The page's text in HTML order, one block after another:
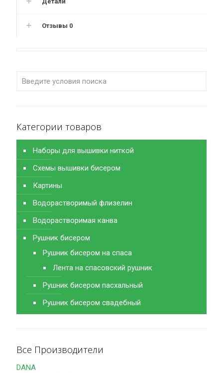
Отзывы 0
Категории товаров
Наборы для вышивки ниткой
Схемы вышивки бисером
Картины
Водорастворимый флизелин
Водорастворимая канва
Рушник бисером
Рушник бисером на спаса
Лента на спасовский рушник
Рушник бисером пасхальный
Рушник бисером свадебный
Все Производители
DANA